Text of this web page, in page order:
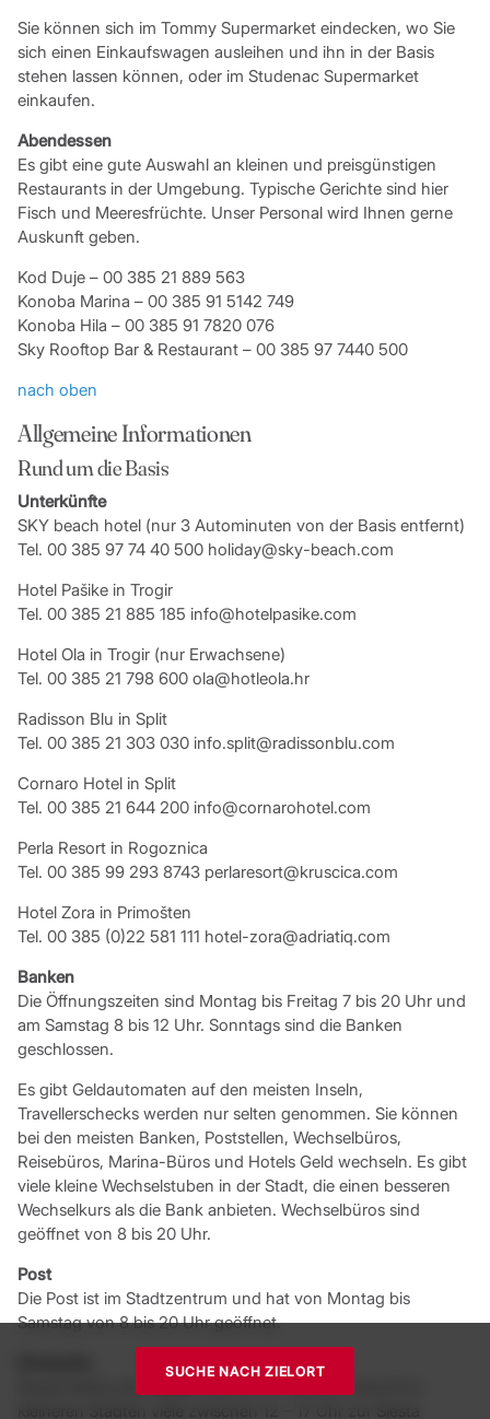
Sie können sich im Tommy Supermarket eindecken, wo Sie
sich einen Einkaufswagen ausleihen und ihn in der Basis
stehen lassen können, oder im Studenac Supermarket
einkaufen.
Abendessen
Es gibt eine gute Auswahl an kleinen und preisgünstigen
Restaurants in der Umgebung. Typische Gerichte sind hier
Fisch und Meeresfrüchte. Unser Personal wird Ihnen gerne
Auskunft geben.
Kod Duje – 00 385 21 889 563
Konoba Marina – 00 385 91 5142 749
Konoba Hila – 00 385 91 7820 076
Sky Rooftop Bar & Restaurant – 00 385 97 7440 500
nach oben
Allgemeine Informationen
Rund um die Basis
Unterkünfte
SKY beach hotel (nur 3 Autominuten von der Basis entfernt)
Tel. 00 385 97 74 40 500 holiday@sky-beach.com
Hotel Pašike in Trogir
Tel. 00 385 21 885 185 info@hotelpasike.com
Hotel Ola in Trogir (nur Erwachsene)
Tel. 00 385 21 798 600 ola@hotleola.hr
Radisson Blu in Split
Tel. 00 385 21 303 030 info.split@radissonblu.com
Cornaro Hotel in Split
Tel. 00 385 21 644 200 info@cornarohotel.com
Perla Resort in Rogoznica
Tel. 00 385 99 293 8743 perlaresort@kruscica.com
Hotel Zora in Primošten
Tel. 00 385 (0)22 581 111 hotel-zora@adriatiq.com
Banken
Die Öffnungszeiten sind Montag bis Freitag 7 bis 20 Uhr und
am Samstag 8 bis 12 Uhr. Sonntags sind die Banken
geschlossen.
Es gibt Geldautomaten auf den meisten Inseln,
Travellerschecks werden nur selten genommen. Sie können
bei den meisten Banken, Poststellen, Wechselbüros,
Reisebüros, Marina-Büros und Hotels Geld wechseln. Es gibt
viele kleine Wechselstuben in der Stadt, die einen besseren
Wechselkurs als die Bank anbieten. Wechselbüros sind
geöffnet von 8 bis 20 Uhr.
Post
Die Post ist im Stadtzentrum und hat von Montag bis
Samstag von 8 bis 20 Uhr geöffnet.
SUCHE NACH ZIELORT